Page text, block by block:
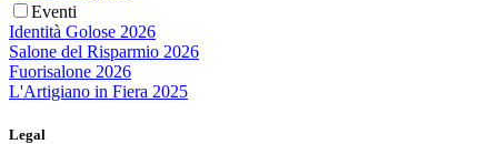
Eventi
Identità Golose 2026
Salone del Risparmio 2026
Fuorisalone 2026
L'Artigiano in Fiera 2025
Legal